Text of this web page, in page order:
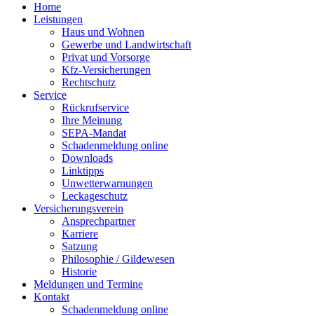
Home
Leistungen
Haus und Wohnen
Gewerbe und Landwirtschaft
Privat und Vorsorge
Kfz-Versicherungen
Rechtschutz
Service
Rückrufservice
Ihre Meinung
SEPA-Mandat
Schadenmeldung online
Downloads
Linktipps
Unwetterwarnungen
Leckageschutz
Versicherungsverein
Ansprechpartner
Karriere
Satzung
Philosophie / Gildewesen
Historie
Meldungen und Termine
Kontakt
Schadenmeldung online